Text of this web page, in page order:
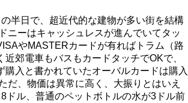
半日で、超近代的な建物が多い街を結構
ニーはキャッシュレスが進んでいてタッ
やMASTERカードが有ればトラム（路
近郊電車もバスもカードタッチでOKで、
購入と書かれていたオーバルカードは購入
だ、物価は異常に高く、大振りとはいえ
ドル、普通のペットボトルの水が3ドル前